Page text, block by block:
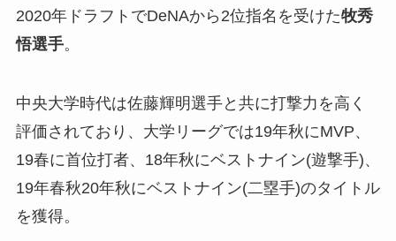
2020年ドラフトでDeNAから2位指名を受けた牧秀
悟選手。
中央大学時代は佐藤輝明選手と共に打撃力を高く
評価されており、大学リーグでは19年秋にMVP、
19春に首位打者、18年秋にベストナイン(遊撃手)、
19年春秋20年秋にベストナイン(二塁手)のタイトル
を獲得。